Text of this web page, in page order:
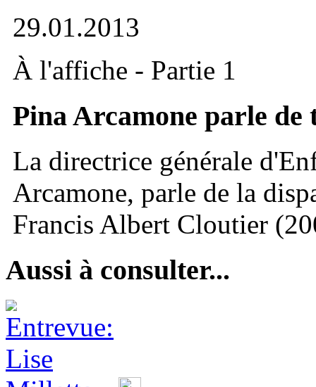
29.01.2013
À l'affiche - Partie 1
Pina Arcamone parle
La directrice générale
Arcamone, parle de la
Francis Albert Cloutier
Aussi à consulter...